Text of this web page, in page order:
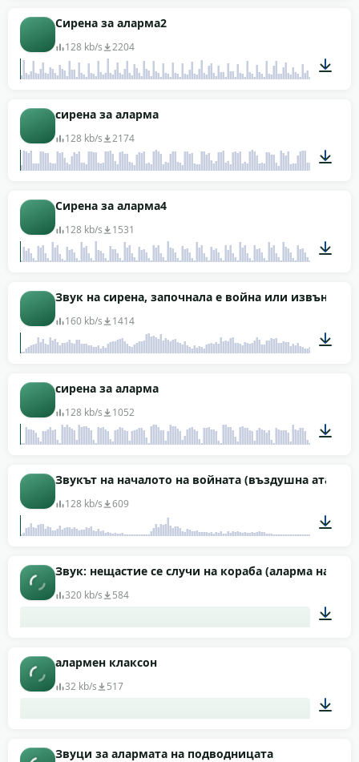
Сирена за аларма2
128 kb/s 2204
сирена за аларма
128 kb/s 2174
Сирена за аларма4
128 kb/s 1531
00:23
Звук на сирена, започнала е война или
160 kb/s 1414
сирена за аларма
128 kb/s 1052
00:11
Звукът на началото на войната (въздушна атака)
128 kb/s 609
00:55
Звук: нещастие се случи на кораба (аларма на
320 kb/s 584
алармен клаксон
32 kb/s 517
Звуци за алармата на подводницата